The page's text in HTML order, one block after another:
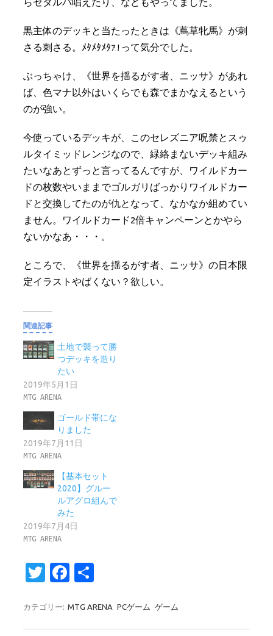
らゼタルパ唱えたり、などもやってました。
黒主体のデッキと当たったときは《蔦草牝馬》が刺
さる刺さる。ﾒﾀﾒﾀﾒﾀｧ!って気分でした。
ぶっちゃけ、《世界を揺るがす者、ニッサ》があれ
ば、色マナ以外はいくらでも森でまかなえるという
のが強い。
今使っているデッキが、このセレズニア呪禁とスゥ
ルタイミッドレンジなので、緑絡まないデッキ組み
たいなあとずっと言ってるんですが、ワイルドカー
ドの枚数やいままでゴルガリばっかりワイルドカー
ドと交換してたのが仇となって、なかなか組めてい
ません。ワイルドカード2倍キャンペーンとかやら
ないかなあ・・・。
ところで、《世界を揺るがす者、ニッサ》の日本限
定イラストやばくない？欲しい。
関連記事
土地で襲って勝
つデッキを造り
たい
2019年5月1日
MTG ARENA
ゴールド帯にな
りました
2019年7月11日
MTG ARENA
【基本セット
2020】グルー
ルアグロ組んで
みた
2019年7月4日
MTG ARENA
T
it
Fa
e
カテゴリー: MTG ARENA PCゲーム ゲーム